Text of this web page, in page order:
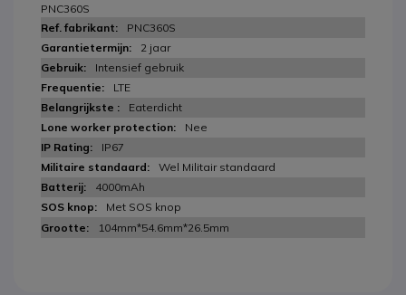
PNC360S
PNC360S
2 jaar
Intensief gebruik
LTE
Eaterdicht
Nee
IP67
Wel Militair standaard
4000mAh
Met SOS knop
104mm*54.6mm*26.5mm